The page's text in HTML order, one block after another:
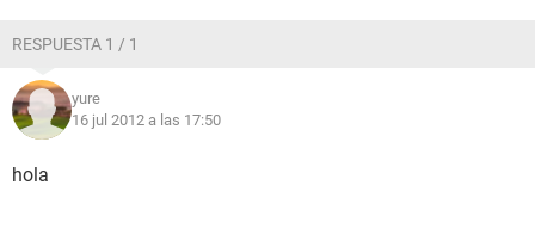
RESPUESTA 1 / 1
yure
16 jul 2012 a las 17:50
hola